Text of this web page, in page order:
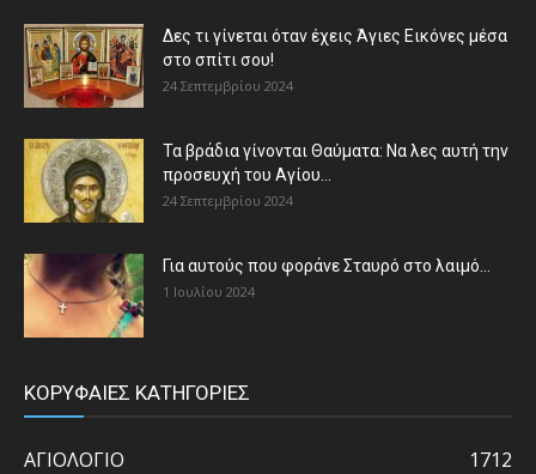
Δες τι γίνεται όταν έχεις Άγιες Εικόνες μέσα
στο σπίτι σου!
24 Σεπτεμβρίου 2024
Τα βράδια γίνονται Θαύματα: Να λες αυτή την
προσευχή του Αγίου...
24 Σεπτεμβρίου 2024
Για αυτούς που φοράνε Σταυρό στο λαιμό…
1 Ιουλίου 2024
ΚΟΡΥΦΑΙΕΣ ΚΑΤΗΓΟΡΙΕΣ
ΑΓΙΟΛΟΓΙΟ
1712